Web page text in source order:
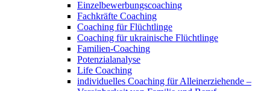
Einzelbewerbungscoaching
Fachkräfte Coaching
Coaching für Flüchtlinge
Coaching für ukrainische Flüchtlinge
Familien-Coaching
Potenzialanalyse
Life Coaching
individuelles Coaching für Alleinerziehende –